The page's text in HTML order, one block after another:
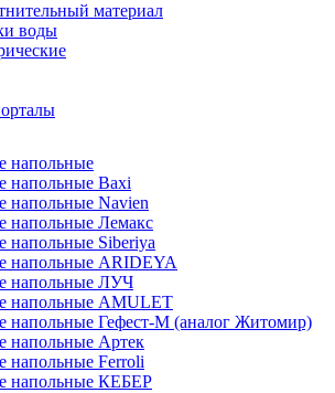
материал
воды
напольные
напольные Baxi
напольные Navien
напольные Лемакс
напольные Siberiya
напольные ARIDEYA
напольные ЛУЧ
напольные AMULET
напольные Гефест-М (аналог Житомир)
напольные Артек
напольные Ferroli
напольные КЕБЕР